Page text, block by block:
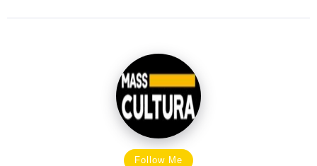
Follow Me